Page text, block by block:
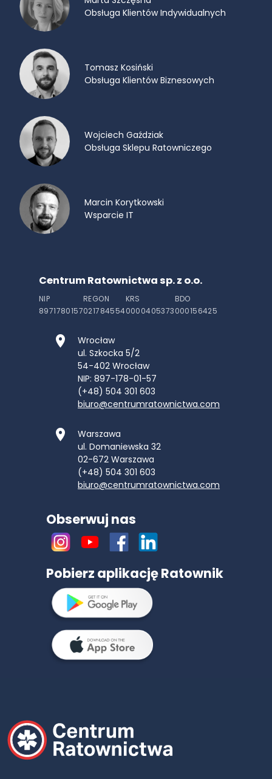
Obsługa Klientów Indywidualnych
Tomasz Kosiński
Obsługa Klientów Biznesowych
Wojciech Gaździak
Obsługa Sklepu Ratowniczego
Marcin Korytkowski
Wsparcie IT
Centrum Ratownictwa sp. z o.o.
NIP
8971780157
REGON
021784554
KRS
0000405373
BDO
000156425
Wrocław
ul. Szkocka 5/2
54-402 Wrocław
NIP: 897-178-01-57
(+48) 504 301 603
biuro@centrumratownictwa.com
Warszawa
ul. Domaniewska 32
02-672 Warszawa
(+48) 504 301 603
biuro@centrumratownictwa.com
Obserwuj nas
Pobierz aplikację Ratownik